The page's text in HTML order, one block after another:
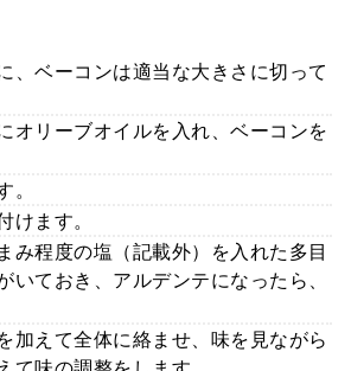
、ベーコンは適当な大きさに切って
オリーブオイルを入れ、ベーコンを
。
けます。
み程度の塩（記載外）を入れた多目
いておき、アルデンテになったら、
加えて全体に絡ませ、味を見ながら